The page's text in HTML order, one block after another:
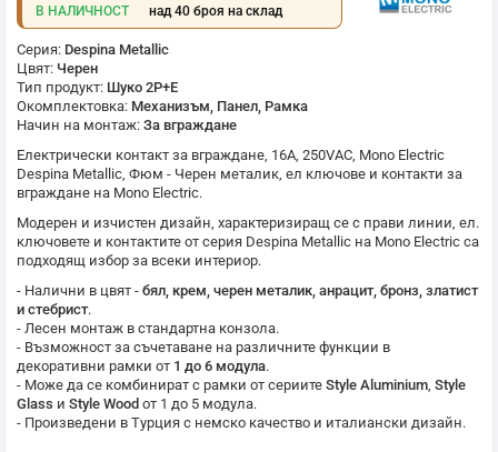
В НАЛИЧНОСТ
над 40 броя на склад
Серия: Despina Metallic
Цвят: Черен
Тип продукт: Шуко 2P+E
Окомплектовка: Механизъм, Панел, Рамка
Начин на монтаж: За вграждане
Електрически контакт за вграждане, 16A, 250VAC, Mono Electric
Despina Metallic, Фюм - Черен металик, ел ключове и контакти за
вграждане на Mono Electric.
Модерен и изчистен дизайн, характеризиращ се с прави линии, ел.
ключовете и контактите от серия Despina Metallic на Mono Electric са
подходящ избор за всеки интериор.
- Налични в цвят - бял, крем, черен металик, анрацит, бронз, златист
и стебрист.
- Лесен монтаж в стандартна конзола.
- Възможност за съчетаване на различните функции в
декоративни рамки от 1 до 6 модула.
- Може да се комбинират с рамки от сериите Style Aluminium, Style
Glass и Style Wood от 1 до 5 модула.
- Произведени в Турция с немско качество и италиански дизайн.